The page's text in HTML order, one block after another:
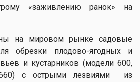
«заживлению ранок» на
на мировом рынке садовые
обрезки плодово-ягодных и
и кустарников (модели 600,
с острыми лезвиями из